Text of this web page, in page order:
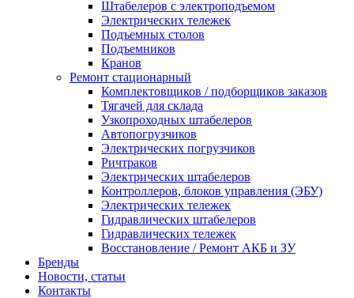
Штабелеров с электроподъемом
Электрических тележек
Подъемных столов
Подъемников
Кранов
Ремонт стационарный
Комплектовщиков / подборщиков заказов
Тягачей для склада
Узкопроходных штабелеров
Автопогрузчиков
Электрических погрузчиков
Ричтраков
Электрических штабелеров
Контроллеров, блоков управления (ЭБУ)
Электрических тележек
Гидравлических штабелеров
Гидравлических тележек
Восстановление / Ремонт АКБ и ЗУ
Бренды
Новости, статьи
Контакты